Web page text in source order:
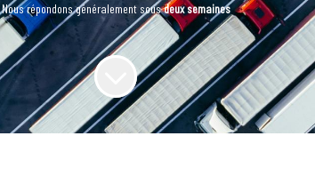
Nous répondons généralement sousdeux semaines